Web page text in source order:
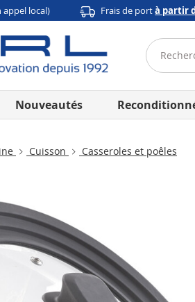
local) Frais de portà partir
Nouveautés
Cuisson Casseroles et poêles